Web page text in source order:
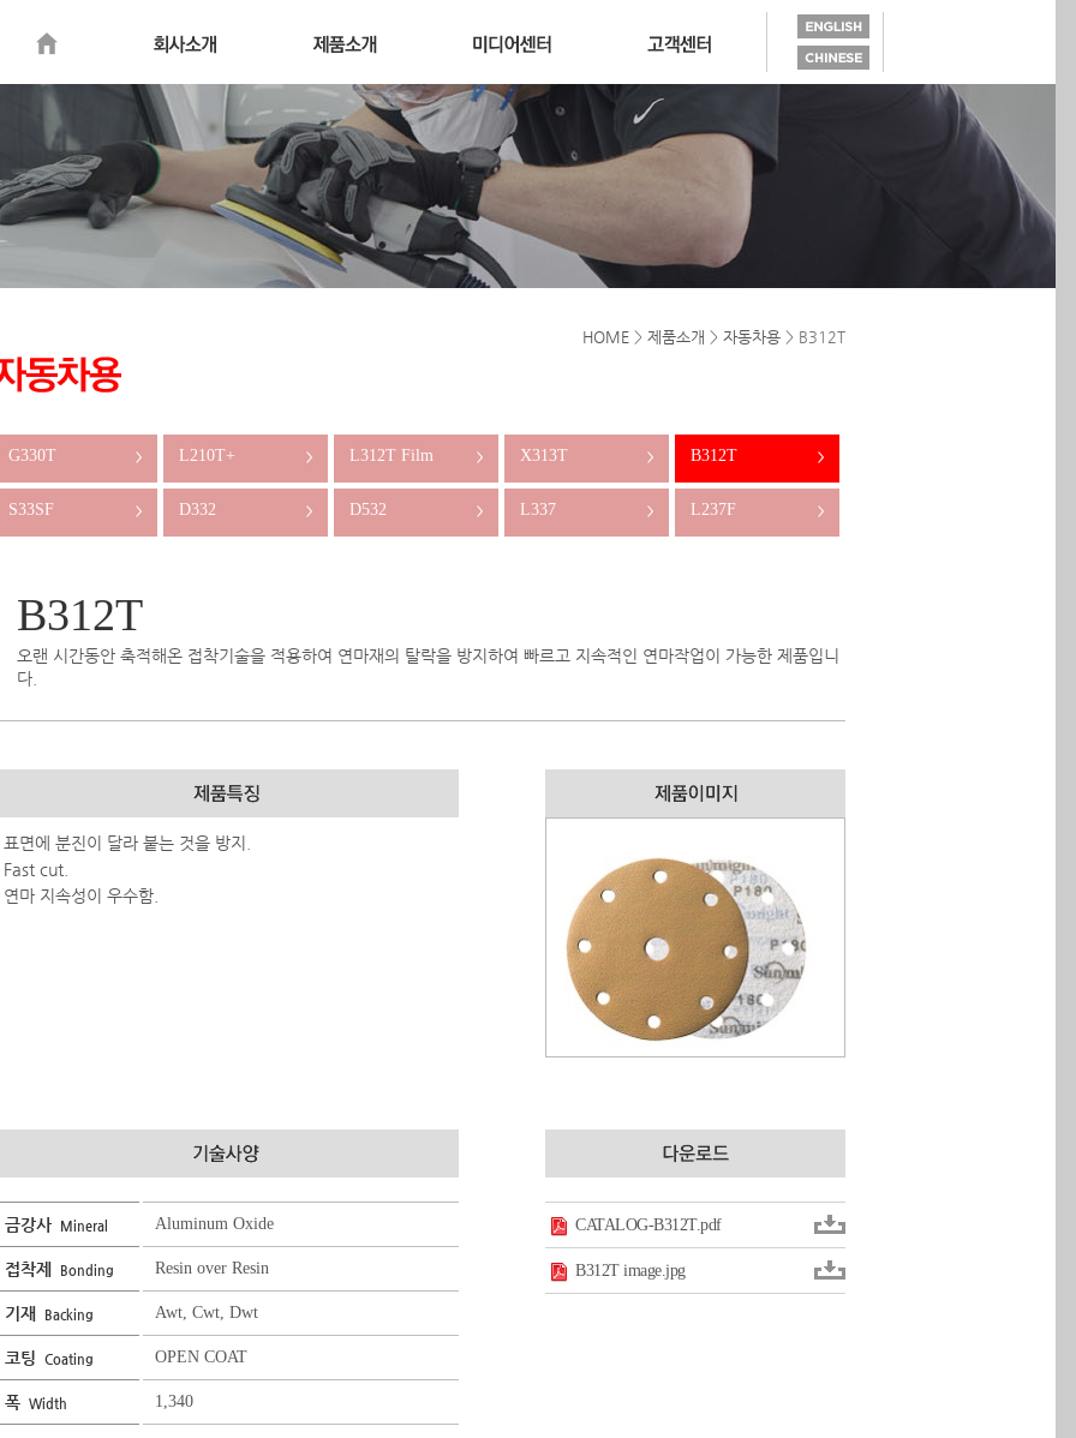
HOME > 제품소개 > 자동차용 > B312T
G330T > L210T+ > L312T Film > X313T > B312T >
S33SF > D332 > D532 > L337 > L237F >
B312T
오랜 시간동안 축적해온 접착기술을 적용하여 연마재의 탈락을 방지하여 빠르고 지속적인 연마작업이 가능한 제품입니
다.
면에 분진이 달라 붙는 것을 방지.
cut.
마 지속성이 우수함.
금강사 Mineral Aluminum Oxide
접착제 Bonding Resin over Resin
기재 Backing Awt, Cwt, Dwt
코팅 Coating OPEN COAT
폭 Width 1,340
CATALOG-B312T.pdf
B312T image.jpg